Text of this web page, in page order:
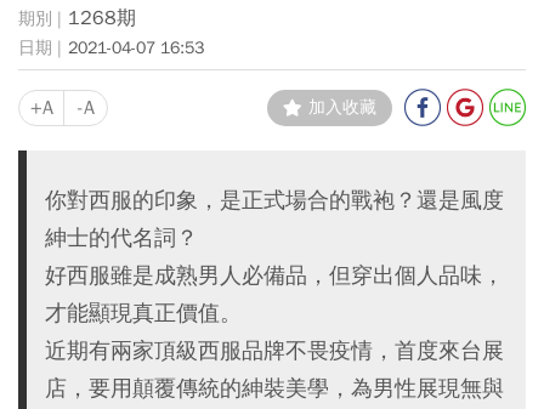
1268期
2021-04-07 16:53
+A -A 加入收藏
你對西服的印象，是正式場合的戰袍？還是風度
紳士的代名詞？
好西服雖是成熟男人必備品，但穿出個人品味，
才能顯現真正價值。
近期有兩家頂級西服品牌不畏疫情，首度來台展
店，要用顛覆傳統的紳裝美學，為男性展現無與